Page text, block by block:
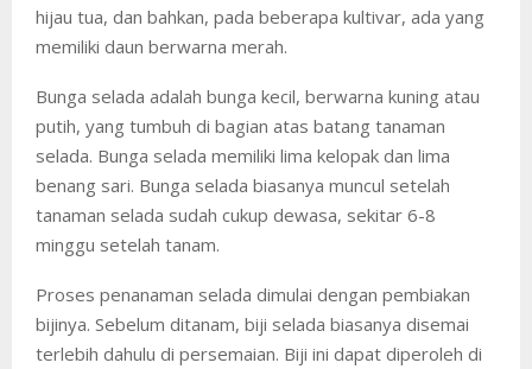
hijau tua, dan bahkan, pada beberapa kultivar, ada yang
memiliki daun berwarna merah.
Bunga selada adalah bunga kecil, berwarna kuning atau
putih, yang tumbuh di bagian atas batang tanaman
selada. Bunga selada memiliki lima kelopak dan lima
benang sari. Bunga selada biasanya muncul setelah
tanaman selada sudah cukup dewasa, sekitar 6-8
minggu setelah tanam.
Proses penanaman selada dimulai dengan pembiakan
bijinya. Sebelum ditanam, biji selada biasanya disemai
terlebih dahulu di persemaian. Biji ini dapat diperoleh di